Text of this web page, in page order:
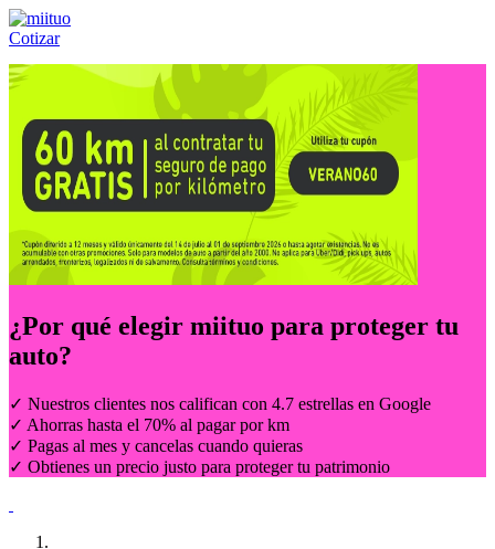
Cotizar
Llámanos al:(55) 84-21-05-00 ó
¿Por qué elegir miituo para proteger tu
auto?
✓ Nuestros clientes nos califican con 4.7 estrellas en Google
✓ Ahorras hasta el 70% al pagar por km
✓ Pagas al mes y cancelas cuando quieras
✓ Obtienes un precio justo para proteger tu patrimonio